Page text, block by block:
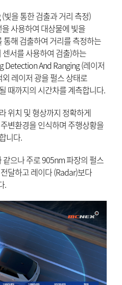
을 통한 검출과 거리 측정)
사용하여 대상물에 빛을
통해 검출하여 거리를 측정하는
서를 사용하여 검출)하는
Detection And Ranging (레이저
레이저 광을 펄스 상태로
때까지의 시간차를 계측합니다.
위치 및 형상까지 정확하게
변환경을 인식하며 주행상황을
니다.
으나 주로 905nm 파장의 펄스
달하고 레이다 (Radar)보다
.